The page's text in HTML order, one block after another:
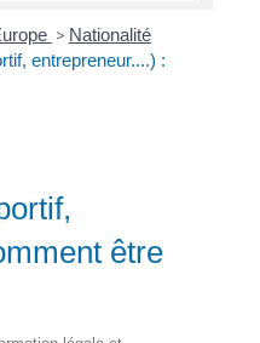
> Nationalité
entrepreneur....) :
être